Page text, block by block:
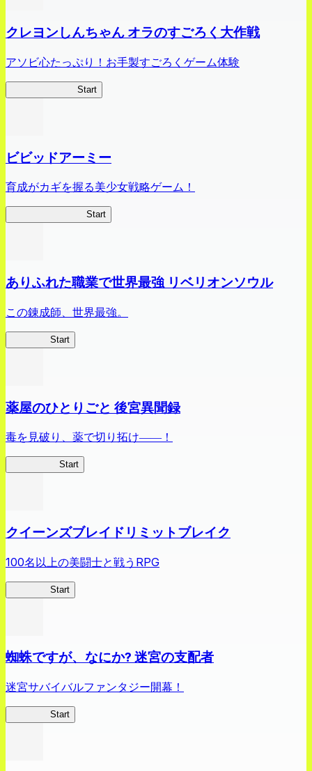
クレヨンしんちゃん オラのすごろく大作戦
アソビ心たっぷり！お手製すごろくゲーム体験
Start
ビビッドアーミー
育成がカギを握る美少女戦略ゲーム！
Start
ありふれた職業で世界最強 リベリオンソウル
この錬成師、世界最強。
Start
薬屋のひとりごと 後宮異聞録
毒を見破り、薬で切り拓け――！
Start
クイーンズブレイドリミットブレイク
100名以上の美闘士と戦うRPG
Start
蜘蛛ですが、なにか? 迷宮の支配者
迷宮サバイバルファンタジー開幕！
Start